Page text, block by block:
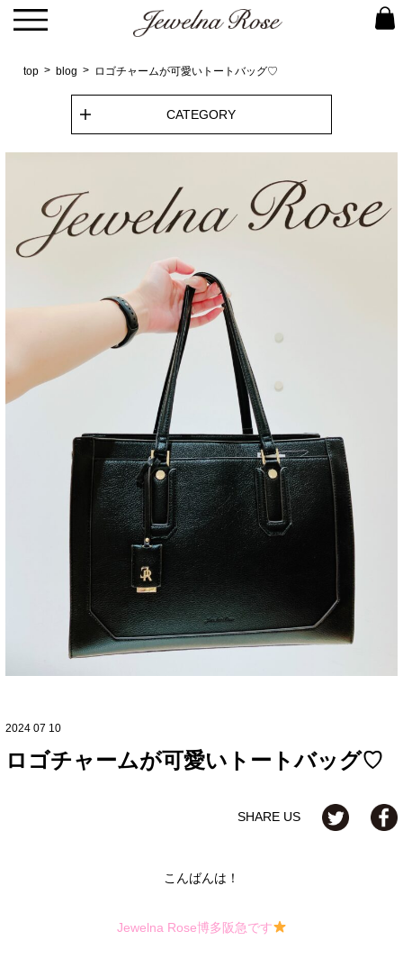
top blog ロゴチャームが可愛いトートバッグ♡
CATEGORY
2024 07 10
ロゴチャームが可愛いトートバッグ♡
SHARE US
こんばんは！
Jewelna Rose博多阪急です